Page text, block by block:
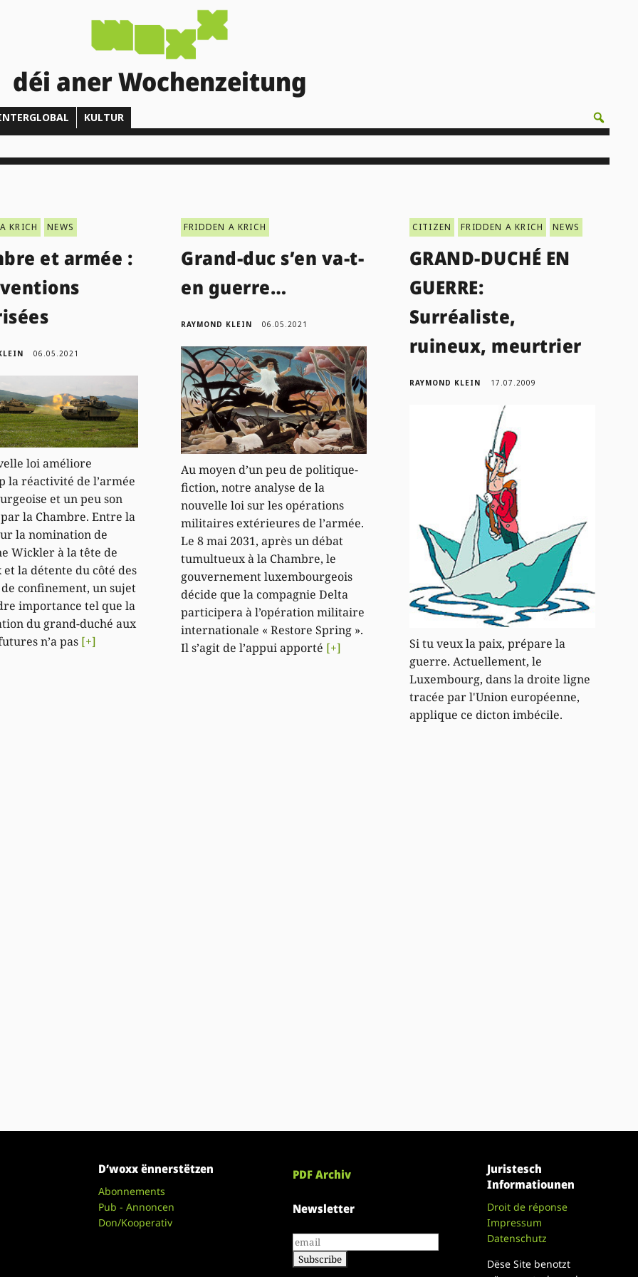
déi aner Wochenzeitung
KULTUR
KRICH NEWS
et armée :
06.05.2021
loi améliore
la réactivité de l’armée
et un peu son
la Chambre. Entre la
la nomination de
Wickler à la tête de
et la détente du côté des
confinement, un sujet
importance tel que la
du grand-duché aux
n’a pas [+]
FRIDDEN A KRICH
Grand-duc s’en va-t-
en guerre…
RAYMOND KLEIN 06.05.2021
Au moyen d’un peu de politique-
fiction, notre analyse de la
nouvelle loi sur les opérations
militaires extérieures de l’armée.
Le 8 mai 2031, après un débat
tumultueux à la Chambre, le
gouvernement luxembourgeois
décide que la compagnie Delta
participera à l’opération militaire
internationale « Restore Spring ».
Il s’agit de l’appui apporté [+]
CITIZEN FRIDDEN A KRICH NEWS
GRAND-DUCHÉ EN
GUERRE:
Surréaliste,
ruineux, meurtrier
RAYMOND KLEIN 17.07.2009
Si tu veux la paix, prépare la
guerre. Actuellement, le
Luxembourg, dans la droite ligne
tracée par l'Union européenne,
applique ce dicton imbécile.
D’woxx ënnerstëtzen
Abonnements
Pub - Annoncen
Don/Kooperativ
PDF Archiv
Newsletter
Juristesch
Informatiounen
Droit de réponse
Impressum
Datenschutz
Dëse Site benotzt